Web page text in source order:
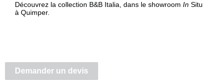
Découvrez la collection B&B Italia, dans le showroom In Situ
à Quimper.
Demander un devis